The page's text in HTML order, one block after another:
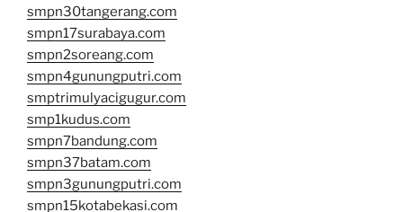
smpn30tangerang.com
smpn17surabaya.com
smpn2soreang.com
smpn4gunungputri.com
smptrimulyacigugur.com
smp1kudus.com
smpn7bandung.com
smpn37batam.com
smpn3gunungputri.com
smpn15kotabekasi.com